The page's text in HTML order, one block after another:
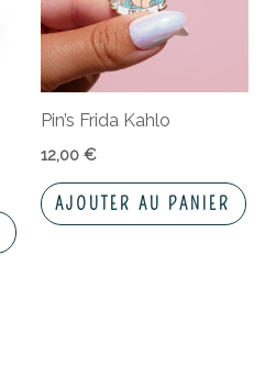
Pin’s Frida Kahlo
12,00 €
AJOUTER AU PANIER